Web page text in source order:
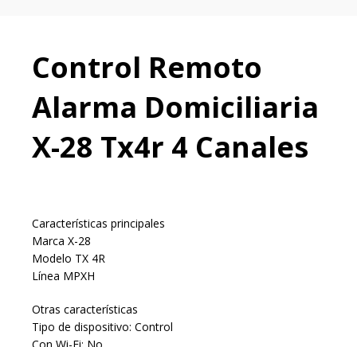
Control Remoto
Alarma Domiciliaria
X-28 Tx4r 4 Canales
Características principales
Marca X-28
Modelo TX 4R
Línea MPXH
Otras características
Tipo de dispositivo: Control